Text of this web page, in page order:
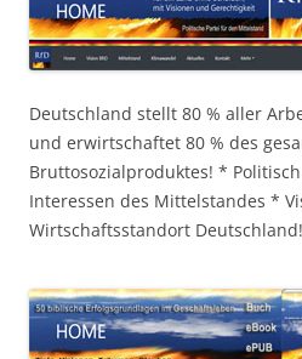
Deutschland stellt 80 % aller
und erwirtschaftet 80 % des
Bruttosozialproduktes! *
Interessen des Mittelstandes *
Wirtschaftsstandort Deutschland!